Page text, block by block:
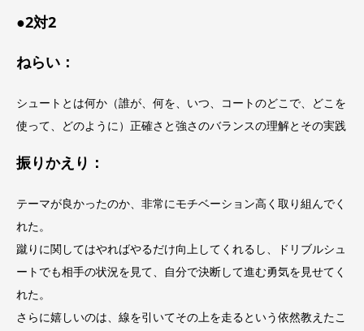
●2対2
ねらい：
シュートとは何か（誰が、何を、いつ、コートのどこで、どこを
使って、どのように）正確さと強さのバランスの理解とその実践
振りかえり：
テーマが良かったのか、非常にモチベーション高く取り組んでく
れた。
蹴りに関してはやればやるだけ向上してくれるし、ドリブルシュ
ートでも相手の状況を見て、自分で決断して進む勇気を見せてく
れた。
さらに嬉しいのは、線を引いてその上を走るという依然教えたこ